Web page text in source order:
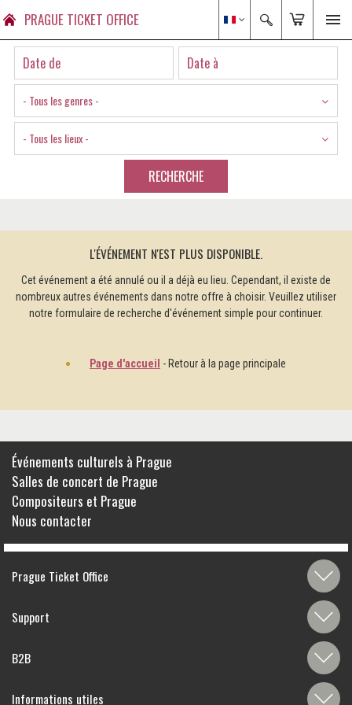
PRAGUE TICKET OFFICE
- Tous les genres -
- Tous les lieux -
RECHERCHE
L'ÉVÉNEMENT N'EST PLUS DISPONIBLE.
Cet événement a été annulé ou il a déjà eu lieu. Cependant, il existe de
nombreux autres événements dans notre offre à choisir. Veuillez utiliser
notre formulaire de recherche d'événement simple pour continuer.
Page d'accueil - Retour à la page principale
Événements culturels à Prague
Salles de concert de Prague
Compositeurs et Prague
Nous contacter
Prague Ticket Office
Support
B2B
Informations utiles